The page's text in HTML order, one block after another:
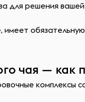
для решения
чая — как
комплексы